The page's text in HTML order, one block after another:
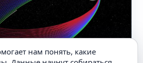
нам понять, какие